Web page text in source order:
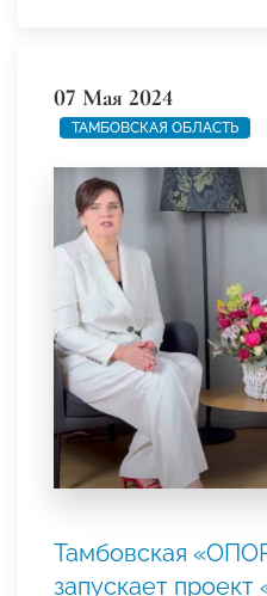
07 Мая 2024
ТАМБОВСКАЯ ОБЛАСТЬ
Тамбовская
запускает